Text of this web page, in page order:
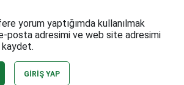
yorum yaptığımda kullanılmak
e-posta adresimi ve web site adresimi
kaydet.
GIRIŞ YAP